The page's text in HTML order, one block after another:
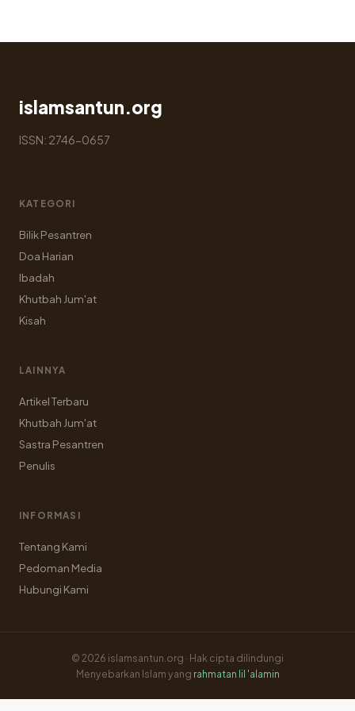
islamsantun.org
ISSN: 2746-0657
KATEGORI
Bilik Pesantren
Doa Harian
Ibadah
Khutbah Jum'at
Kisah
LAINNYA
Artikel Terbaru
Khutbah Jum'at
Sastra Pesantren
Penulis
INFORMASI
Tentang Kami
Pedoman Media
Hubungi Kami
© 2026 islamsantun.org · Hak cipta dilindungi
Menyebarkan Islam yang rahmatan lil 'alamin